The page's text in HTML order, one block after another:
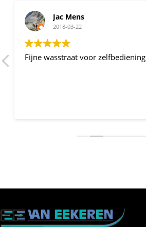
Jac Mens
2018-03-22
Fijne wasstraat voor zelfbediening